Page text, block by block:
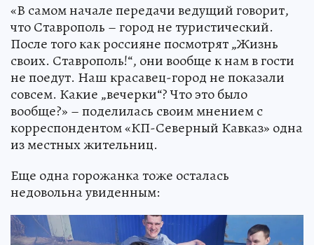
«В самом начале передачи ведущий говорит,
что Ставрополь – город не туристический.
После того как россияне посмотрят „Жизнь
своих. Ставрополь!“, они вообще к нам в гости
не поедут. Наш красавец-город не показали
совсем. Какие „вечерки“? Что это было
вообще?» – поделилась своим мнением с
корреспондентом «КП-Северный Кавказ» одна
из местных жительниц.
Еще одна горожанка тоже осталась
недовольна увиденным: